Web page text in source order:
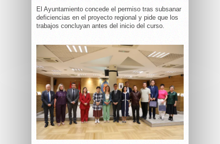
El Ayuntamiento concede el permiso tras subsanar
deficiencias en el proyecto regional y pide que los
trabajos concluyan antes del inicio del curso.